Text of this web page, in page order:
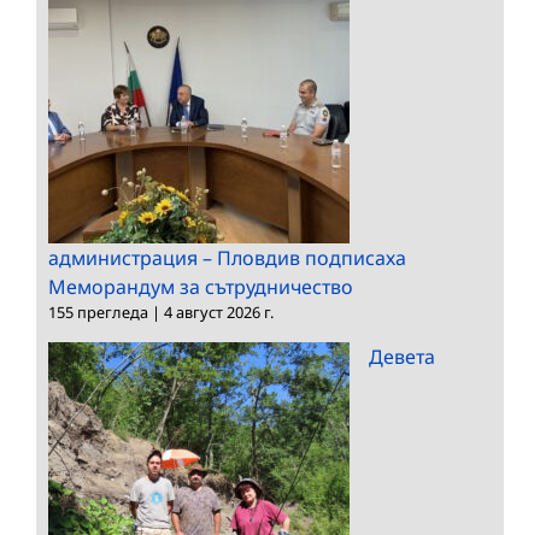
администрация – Пловдив подписаха
Меморандум за сътрудничество
155 прегледа | 4 август 2026 г.
Девета